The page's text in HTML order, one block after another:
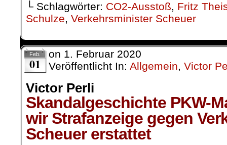
└ Schlagwörter: CO2-Ausstoß, Fritz
Schulze, Verkehrsminister Scheuer
Feb.
01
on 1. Februar 2020
Veröffentlicht In: Allgemein, Victor
Victor Perli
Skandalgeschichte PKW-
wir Strafanzeige gegen
Scheuer erstattet